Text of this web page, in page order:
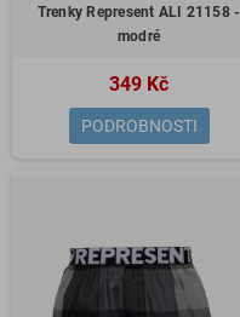
Trenky Represent ALI 21158 -
modré
349 Kč
PODROBNOSTI